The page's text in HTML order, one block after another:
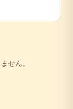
せん。